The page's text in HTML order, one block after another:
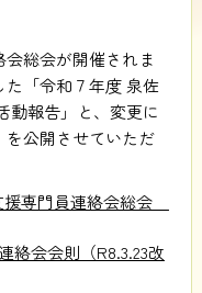
総会が開催されま
た「令和７年度 泉佐
動報告」と、変更に
公開させていただ
援専門員連絡会総会
絡会会則（R8.3.23改